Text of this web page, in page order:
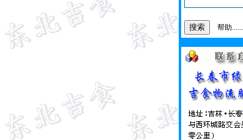
帮助......